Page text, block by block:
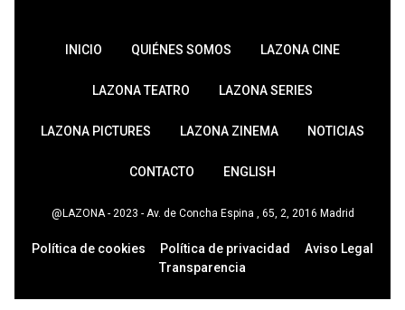
INICIO QUIÉNES SOMOS LAZONA CINE
LAZONA TEATRO LAZONA SERIES
LAZONA PICTURES LAZONA ZINEMA NOTICIAS
CONTACTO ENGLISH
@LAZONA - 2023 - Av. de Concha Espina , 65, 2, 2016 Madrid
Política de cookies Política de privacidad
Aviso Legal
Transparencia